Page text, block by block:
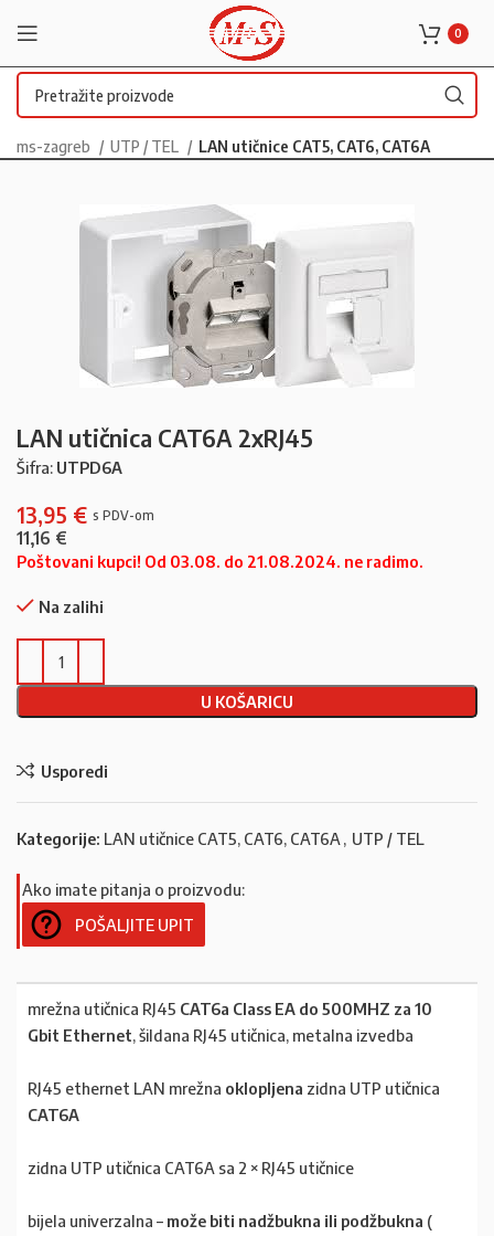
0
ms-zagreb UTP / TEL LAN utičnice CAT5, CAT6, CAT6A
LAN utičnica CAT6A 2xRJ45
Šifra: UTPD6A
13,95 €
11,16 €
Poštovani kupci! Od 03.08. do 21.08.2024. ne radimo.
Na zalihi
U KOŠARICU
Usporedi
Kategorije: LAN utičnice CAT5, CAT6, CAT6A , UTP / TEL
Ako imate pitanja o proizvodu:
POŠALJITE UPIT
mrežna utičnica RJ45 CAT6a Class EA do 500MHZ za 10
Gbit Ethernet, šildana RJ45 utičnica, metalna izvedba
RJ45 ethernet LAN mrežna oklopljena zidna UTP utičnica
CAT6A
zidna UTP utičnica CAT6A sa 2 × RJ45 utičnice
bijela univerzalna – može biti nadžbukna ili podžbukna (